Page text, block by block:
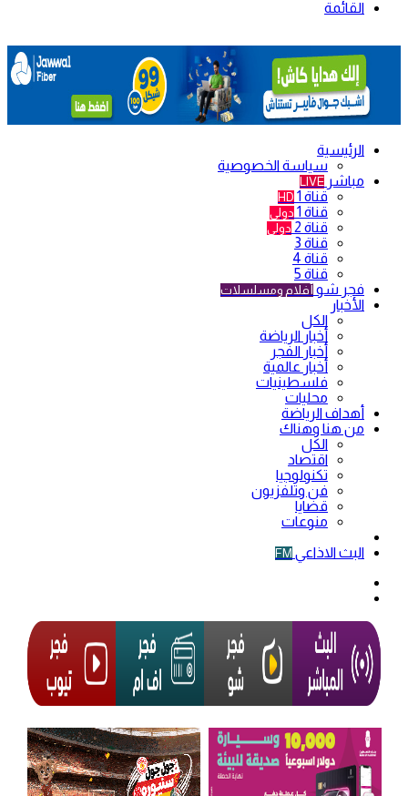
القائمة
الرئيسية
سياسة الخصوصية
مباشر LIVE
قناة 1 HD
قناة 1 دولي
قناة 2 دولي
قناة 3
قناة 4
قناة 5
فجر شو أفلام ومسلسلات
الأخبار
الكل
أخبار الرياضة
أخبار الفجر
أخبار عالمية
فلسطينيات
محليات
أهداف الرياضة
من هنا وهناك
الكل
اقتصاد
تكنولوجيا
فن وتلفزيون
قضايا
منوعات
البث الاذاعي FM